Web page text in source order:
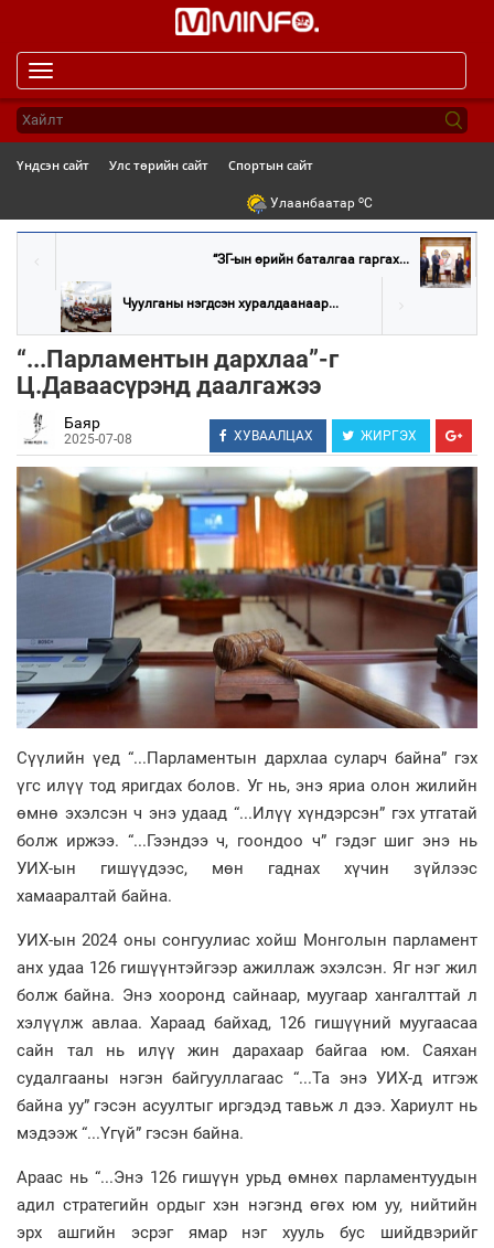
navigation
Үндсэн сайт Улс төрийн сайт Спортын сайт
Улаанбаатар oC
“ЗГ-ын өрийн баталгаа гаргах...
Чуулганы нэгдсэн хуралдаанаар...
“...Парламентын дархлаа”-г
Ц.Даваасүрэнд даалгажээ
Баяр
2025-07-08 ХУВААЛЦАХ ЖИРГЭХ
Сүүлийн үед “...Парламентын дархлаа суларч байна” гэх
үгс илүү тод яригдах болов. Уг нь, энэ яриа олон жилийн
өмнө эхэлсэн ч энэ удаад “...Илүү хүндэрсэн” гэх утгатай
болж иржээ. “...Гээндээ ч, гоондоо ч” гэдэг шиг энэ нь
УИХ-ын гишүүдээс, мөн гаднах хүчин зүйлээс
хамааралтай байна.
УИХ-ын 2024 оны сонгуулиас хойш Монголын парламент
анх удаа 126 гишүүнтэйгээр ажиллаж эхэлсэн. Яг нэг жил
болж байна. Энэ хооронд сайнаар, муугаар хангалттай л
хэлүүлж авлаа. Хараад байхад, 126 гишүүний муугаасаа
сайн тал нь илүү жин дарахаар байгаа юм. Саяхан
судалгааны нэгэн байгууллагаас “...Та энэ УИХ-д итгэж
байна уу” гэсэн асуултыг иргэдэд тавьж л дээ. Хариулт нь
мэдээж “...Үгүй” гэсэн байна.
Араас нь “...Энэ 126 гишүүн урьд өмнөх парламентуудын
адил стратегийн ордыг хэн нэгэнд өгөх юм уу, нийтийн
эрх ашгийн эсрэг ямар нэг хууль бус шийдвэрийг